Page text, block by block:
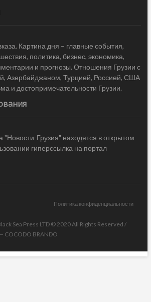
Картина дня – главные события,
политика, бизнес, экономика,
и прогнозы. Отношения Грузии с
Азербайджаном, Турцией, Россией, США
и достопримечательности Грузии.
Грузия" находятся в открытом
гиперссылка на портал
Политика конфиденциальности
Sea Press LTD © 2020 All Rights Reserved /
COCODO BRANDO